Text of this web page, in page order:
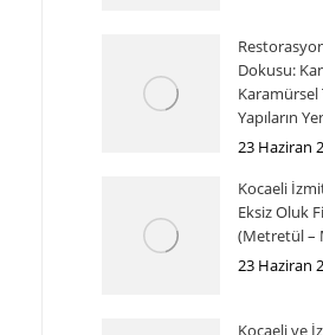
Dokusu:
Karamürsel
Yapıların
23 Haziran
Kocaeli
Eksiz Oluk
(Metretül –
23 Haziran
Kocaeli ve